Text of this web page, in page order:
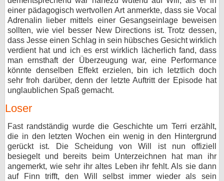
einer pädagogisch wertvollen Art anmerkte, dass sie Vocal
Adrenalin lieber mittels einer Gesangseinlage beweisen
sollten, wie viel besser New Directions ist. Trotz dessen,
dass Jesse einen Schlag in sein hübsches Gesicht wirklich
verdient hat und ich es erst wirklich lächerlich fand, dass
man ernsthaft der Überzeugung war, eine Performance
könnte denselben Effekt erzielen, bin ich letztlich doch
sehr froh darüber, denn der letzte Auftritt der Episode hat
unglaublichen Spaß gemacht.
Loser
Fast randständig wurde die Geschichte um Terri erzählt,
die in den letzten Wochen ein wenig in den Hintergrund
gerückt ist. Die Scheidung von Will ist nun offiziell
besiegelt und bereits beim Unterzeichnen hat man ihr
angemerkt, wie sehr ihr altes Leben ihr fehlt. Als sie dann
auf Finn trifft, den Will selbst immer wieder als sein